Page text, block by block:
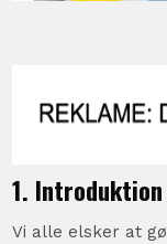
1. Introduktion
Vi alle elsker at